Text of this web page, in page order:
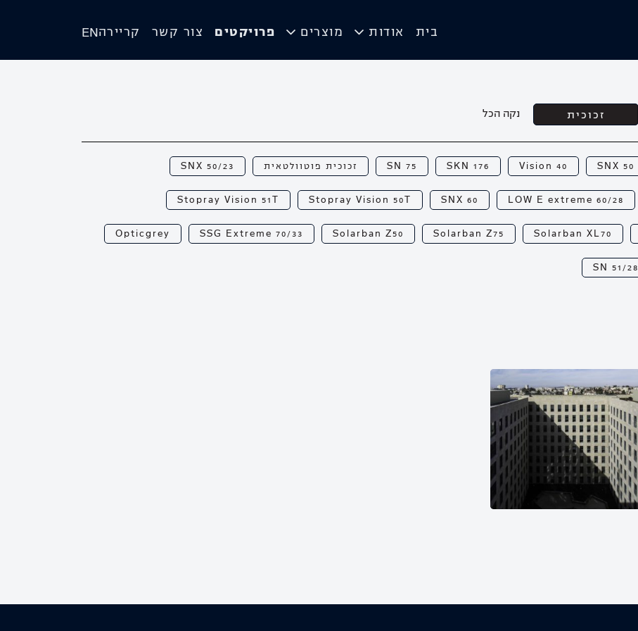
בית אודות מוצרים פרויקטים צור קשר קריירה EN
זכוכית נקה הכל
SNX 50
Vision 40
SKN 176
SN 75 זכוכית פוטוולטאית SNX 50/23
LOW E extreme 60/28
SNX 60
Stopray Vision 50T
Stopray Vision 51T
Solarban XL70
Solarban Z75
Solarban Z50
SSG Extreme 70/33
Opticgrey
SN 51/28